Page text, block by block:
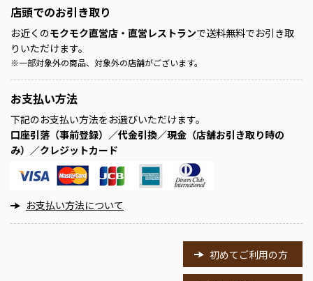
店頭でのお引き取り
お近くのモクモク直営店・直営レストランで送料無料でお引き取
りいただけます。
※一部対象外の商品、対象外の店舗がございます。
お支払い方法
下記のお支払い方法をお選びいただけます。
口座引落（事前登録）／代金引換／現金（店舗お引き取り時の
み）／クレジットカード
お支払い方法について
初めてご利用の方